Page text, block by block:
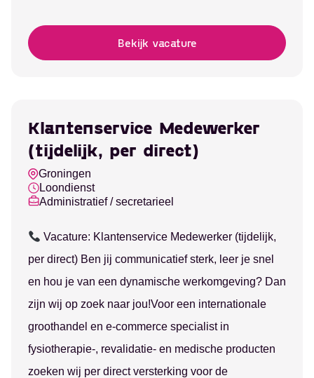
Bekijk vacature
Klantenservice Medewerker
(tijdelijk, per direct)
Groningen
Loondienst
Administratief / secretarieel
Vacature: Klantenservice Medewerker (tijdelijk,
per direct) Ben jij communicatief sterk, leer je snel
en hou je van een dynamische werkomgeving? Dan
zijn wij op zoek naar jou!Voor een internationale
groothandel en e-commerce specialist in
fysiotherapie-, revalidatie- en medische producten
zoeken wij per direct versterking voor de
Ontvang vacatures
direct in je mailbox
Alerts ontvangen